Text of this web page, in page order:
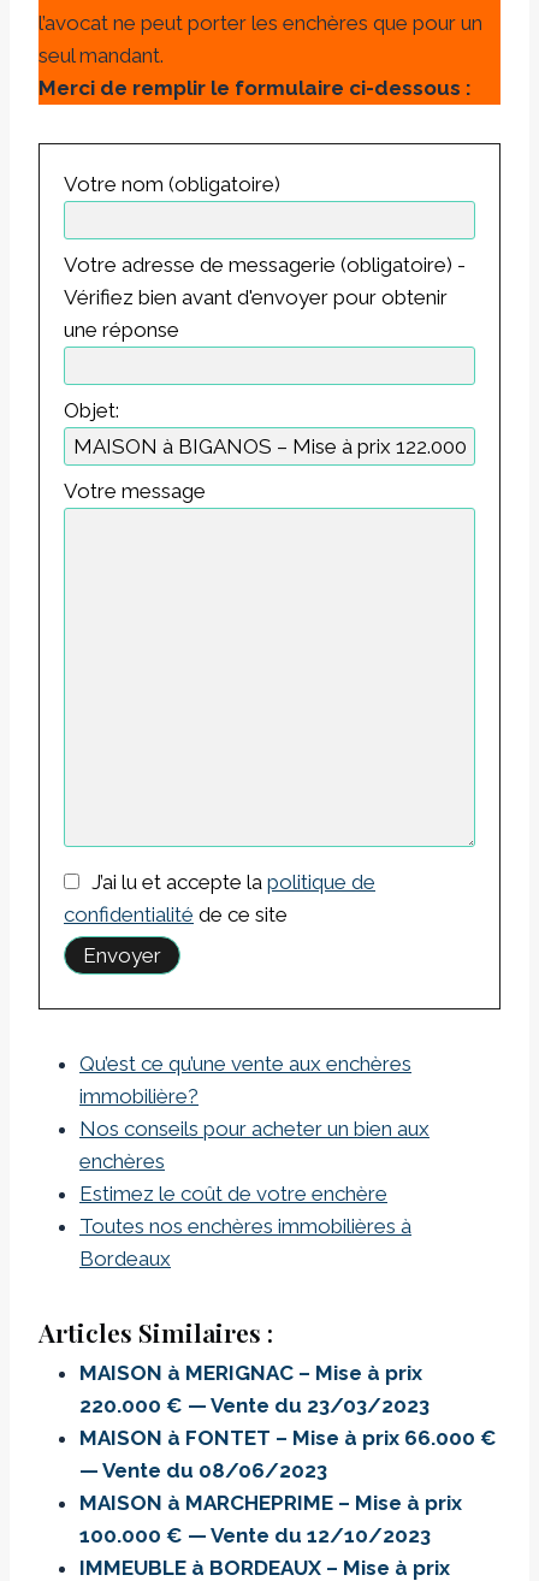
l’avocat ne peut porter les enchères que pour un
seul mandant.
Merci de remplir le formulaire ci-dessous :
Votre nom (obligatoire)
Votre adresse de messagerie (obligatoire) -
Vérifiez bien avant d'envoyer pour obtenir
une réponse
Objet:
Votre message
J’ai lu et accepte la politique de
confidentialité de ce site
Qu’est ce qu’une vente aux enchères
immobilière?
Nos conseils pour acheter un bien aux
enchères
Estimez le coût de votre enchère
Toutes nos enchères immobilières à
Bordeaux
Articles Similaires :
MAISON à MERIGNAC – Mise à prix
220.000 € — Vente du 23/03/2023
MAISON à FONTET – Mise à prix 66.000 €
— Vente du 08/06/2023
MAISON à MARCHEPRIME – Mise à prix
100.000 € — Vente du 12/10/2023
IMMEUBLE à BORDEAUX – Mise à prix